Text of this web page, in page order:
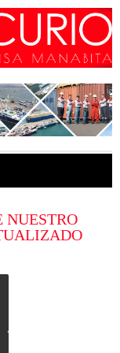
NUESTRO